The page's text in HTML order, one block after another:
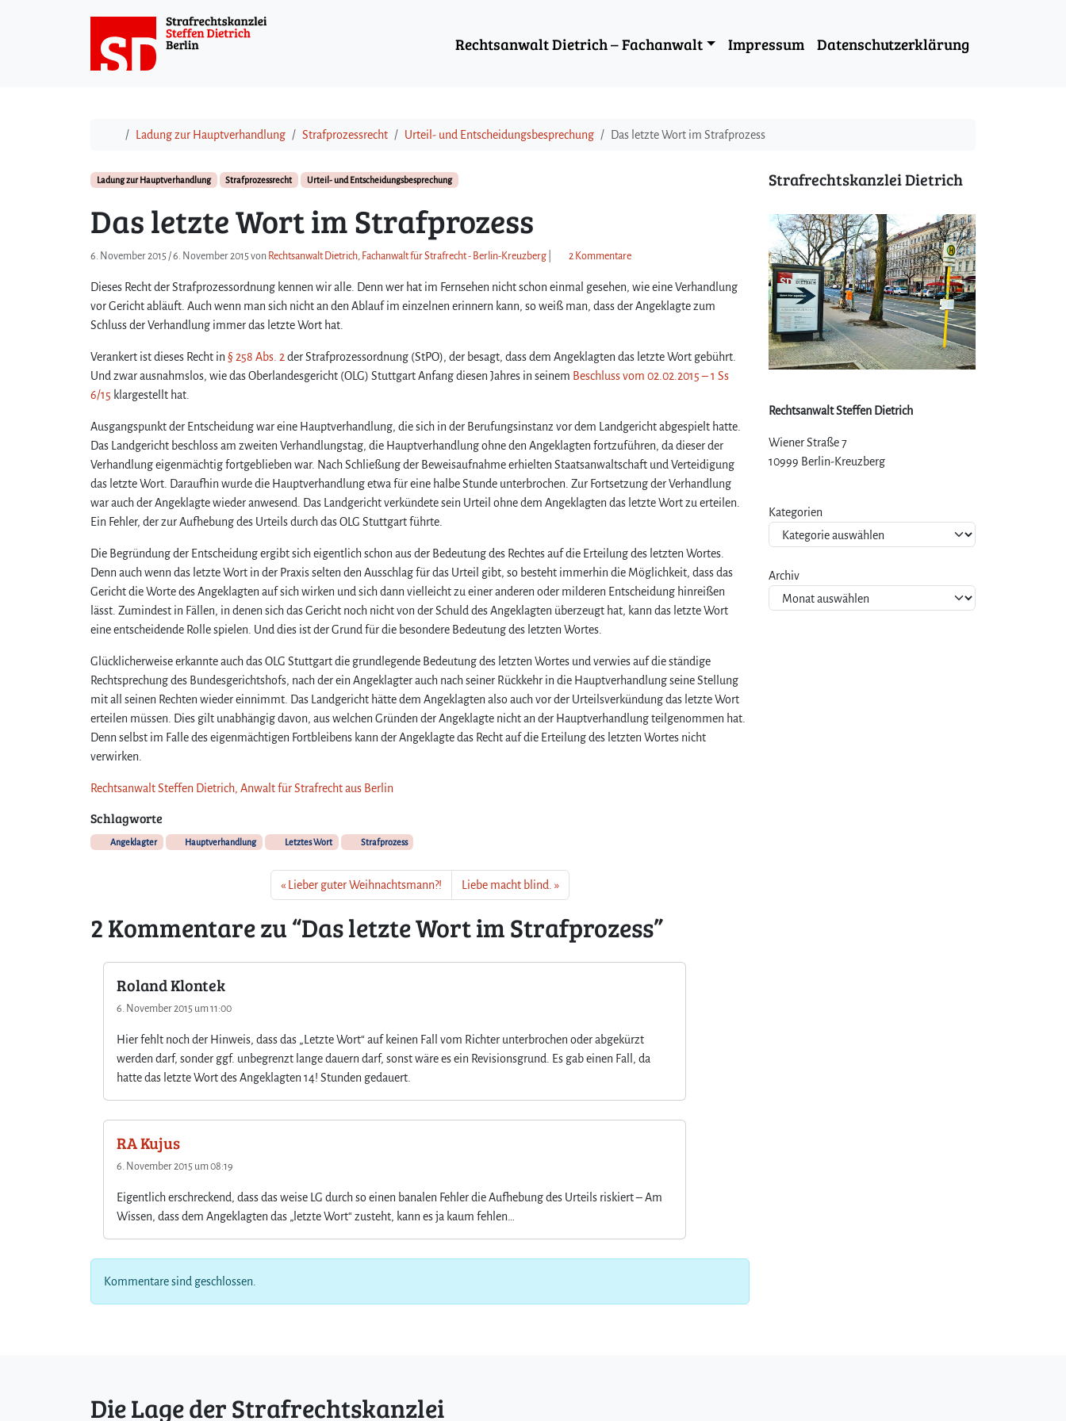
Rechtsanwalt Dietrich – Fachanwalt Impressum Datenschutzerklärung
StartLadung zur Hauptverhandlung Strafprozessrecht Urteil- und Entscheidungsbesprechung Das letzte Wort im Strafprozess
Ladung zur Hauptverhandlung Strafprozessrecht Urteil- und Entscheidungsbesprechung
Das letzte Wort im Strafprozess
6. November 2015 /6. November 2015von Rechtsanwalt Dietrich, Fachanwalt für Strafrecht - Berlin-Kreuzberg 2 Kommentarez
D
a
e
o
r
t
i
t
r
f
e
s
s
Dieses Recht der Strafprozessordnung kennen wir alle. Denn wer hat im Fernsehen nicht schon einmal gesehen, wie eine Verhandlung
vor Gericht abläuft. Auch wenn man sich nicht an den Ablauf im einzelnen erinnern kann, so weiß man, dass der Angeklagte zum
Schluss der Verhandlung immer das letzte Wort hat.
Verankert ist dieses Recht in § 258 Abs. 2 der Strafprozessordnung (StPO), der besagt, dass dem Angeklagten das letzte Wort gebührt.
Und zwar ausnahmslos, wie das Oberlandesgericht (OLG) Stuttgart Anfang diesen Jahres in seinem Beschluss vom 02.02.2015 – 1 Ss
6/15 klargestellt hat.
Ausgangspunkt der Entscheidung war eine Hauptverhandlung, die sich in der Berufungsinstanz vor dem Landgericht abgespielt hatte.
Das Landgericht beschloss am zweiten Verhandlungstag, die Hauptverhandlung ohne den Angeklagten fortzuführen, da dieser der
Verhandlung eigenmächtig fortgeblieben war. Nach Schließung der Beweisaufnahme erhielten Staatsanwaltschaft und Verteidigung
das letzte Wort. Daraufhin wurde die Hauptverhandlung etwa für eine halbe Stunde unterbrochen. Zur Fortsetzung der Verhandlung
war auch der Angeklagte wieder anwesend. Das Landgericht verkündete sein Urteil ohne dem Angeklagten das letzte Wort zu erteilen.
Ein Fehler, der zur Aufhebung des Urteils durch das OLG Stuttgart führte.
Die Begründung der Entscheidung ergibt sich eigentlich schon aus der Bedeutung des Rechtes auf die Erteilung des letzten Wortes.
Denn auch wenn das letzte Wort in der Praxis selten den Ausschlag für das Urteil gibt, so besteht immerhin die Möglichkeit, dass das
Gericht die Worte des Angeklagten auf sich wirken und sich dann vielleicht zu einer anderen oder milderen Entscheidung hinreißen
lässt. Zumindest in Fällen, in denen sich das Gericht noch nicht von der Schuld des Angeklagten überzeugt hat, kann das letzte Wort
eine entscheidende Rolle spielen. Und dies ist der Grund für die besondere Bedeutung des letzten Wortes.
Glücklicherweise erkannte auch das OLG Stuttgart die grundlegende Bedeutung des letzten Wortes und verwies auf die ständige
Rechtsprechung des Bundesgerichtshofs, nach der ein Angeklagter auch nach seiner Rückkehr in die Hauptverhandlung seine Stellung
mit all seinen Rechten wieder einnimmt. Das Landgericht hätte dem Angeklagten also auch vor der Urteilsverkündung das letzte Wort
erteilen müssen. Dies gilt unabhängig davon, aus welchen Gründen der Angeklagte nicht an der Hauptverhandlung teilgenommen hat.
Denn selbst im Falle des eigenmächtigen Fortbleibens kann der Angeklagte das Recht auf die Erteilung des letzten Wortes nicht
verwirken.
Rechtsanwalt Steffen Dietrich, Anwalt für Strafrecht aus Berlin
Schlagworte
Angeklagter Hauptverhandlung Letztes Wort Strafprozess
Lieber guter Weihnachtsmann?! Liebe macht blind.
2 Kommentare zu “Das letzte Wort im Strafprozess”
Roland Klontek
6. November 2015 um 11:00
Hier fehlt noch der Hinweis, dass das „Letzte Wort“ auf keinen Fall vom Richter unterbrochen oder abgekürzt
werden darf, sonder ggf. unbegrenzt lange dauern darf, sonst wäre es ein Revisionsgrund. Es gab einen Fall, da
hatte das letzte Wort des Angeklagten 14! Stunden gedauert.
RA Kujus
6. November 2015 um 08:19
Eigentlich erschreckend, dass das weise LG durch so einen banalen Fehler die Aufhebung des Urteils riskiert – Am
Wissen, dass dem Angeklagten das „letzte Wort“ zusteht, kann es ja kaum fehlen…
Kommentare sind geschlossen.
Strafrechtskanzlei Dietrich
Rechtsanwalt Steffen Dietrich
Wiener Straße 7
10999 Berlin-Kreuzberg
Kategorien
Archiv
Die Lage der Strafrechtskanzlei